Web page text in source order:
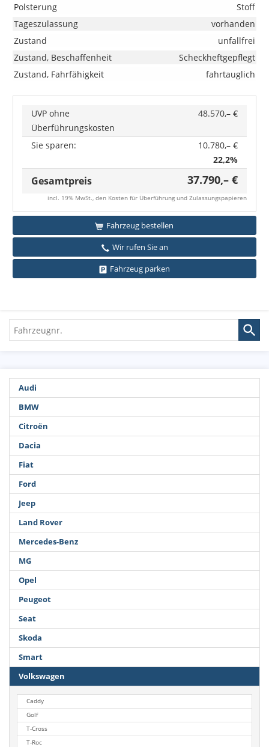
Polsterung
Stoff
Tageszulassung
vorhanden
Zustand
unfallfrei
Zustand, Beschaffenheit
Scheckheftgepflegt
Zustand, Fahrfähigkeit
fahrtauglich
UVP ohne
Überführungskosten
48.570,– €
Sie sparen:
10.780,– €
22,2%
Gesamtpreis 37.790,– €
incl. 19% MwSt., den Kosten für Überführung und Zulassungspapieren
Fahrzeug bestellen
Wir rufen Sie an
Fahrzeug parken
Fahrzeugnr.
Audi
BMW
Citroën
Dacia
Fiat
Ford
Jeep
Land Rover
Mercedes-Benz
MG
Opel
Peugeot
Seat
Skoda
Smart
Volkswagen
Caddy
Golf
T-Cross
T-Roc